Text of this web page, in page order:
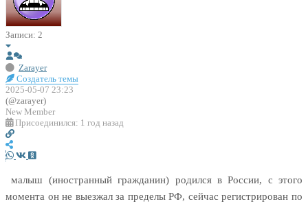
Записи: 2
Zarayer
Создатель темы
2025-05-07 23:23
(@zarayer)
New Member
Присоединился: 1 год назад
малыш (иностранный гражданин) родился в России, с этого
момента он не выезжал за пределы РФ, сейчас регистрирован по